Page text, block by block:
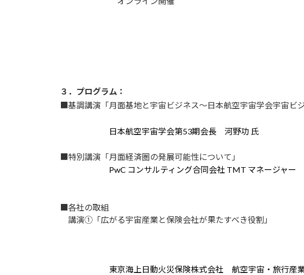
３．プログラム：
■基調講演「月面基地と宇宙ビジネス～日本航空宇宙学会宇宙ビジ
日本航空宇宙学会第53期会長 河野功 氏
■特別講演「月面経済圏の発展可能性について」
PwC コンサルティング合同会社 TMT マネージャー
■各社の取組
講演①「広がる宇宙産業と保険会社が果たすべき役割」
東京海上日動火災保険株式会社 航空宇宙・旅行